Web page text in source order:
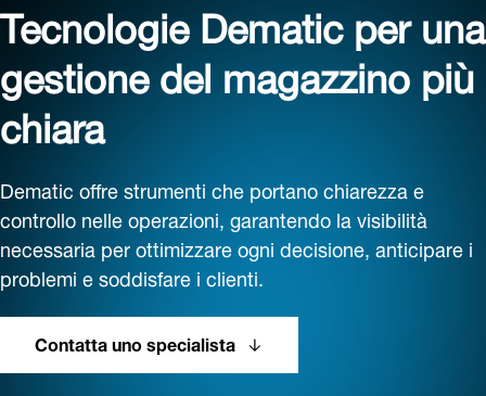
Tecnologie Dematic per una
gestione del magazzino più
chiara
Dematic offre strumenti che portano chiarezza e
controllo nelle operazioni, garantendo la visibilità
necessaria per ottimizzare ogni decisione, anticipare i
problemi e soddisfare i clienti.
Contatta uno specialista